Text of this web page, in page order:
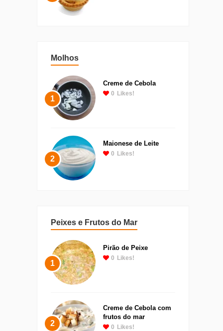
Molhos
1
Creme de Cebola
0 Likes!
2
Maionese de Leite
0 Likes!
Peixes e Frutos do Mar
1
Pirão de Peixe
0 Likes!
2
Creme de Cebola com
frutos do mar
0 Likes!